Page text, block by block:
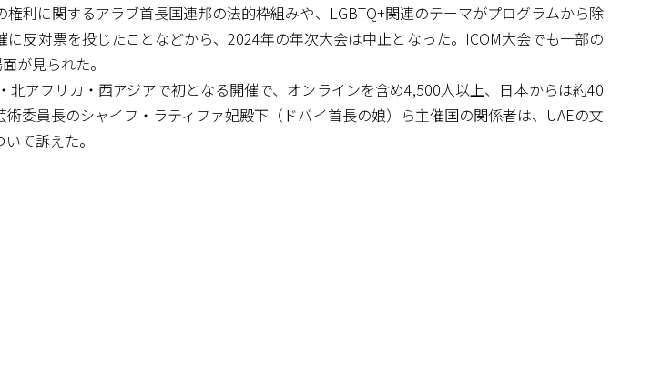
利に関するアラブ首長国連邦の法的枠組みや、LGBTQ+関連のテーマがプログラムから除
反対票を投じたことなどから、2024年の年次大会は中止となった。ICOM大会でも一部の
が見られた。
アフリカ・西アジアで初となる開催で、オンラインを含め4,500人以上、日本からは約40
委員長のシャイフ・ラティファ妃殿下（ドバイ首長の娘）ら主催国の関係者は、UAEの文
て訴えた。